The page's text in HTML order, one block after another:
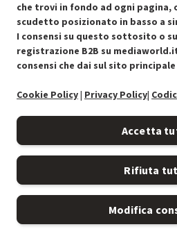
Condizioni generali di vendita
che trovi in fondo ad ogni
scudetto posizionato in basso a
I consensi su questo sottosito o
registrazione B2B su
consensi che dai sul sito principale
Cookie Policy| Privacy Policy|
Accetta
Rifiuta
Modifica